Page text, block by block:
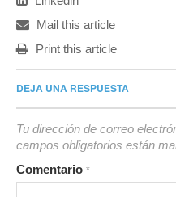
Mail this article
Print this article
DEJA UNA RESPUESTA
Tu dirección de correo
campos obligatorios están
Comentario *